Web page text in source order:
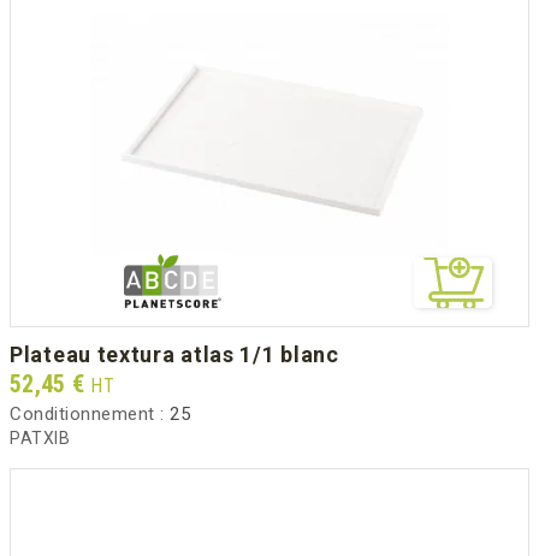
plateau textura atlas 1/1 blanc
Prix
52,45 € HT
Conditionnement : 25
PATXIB